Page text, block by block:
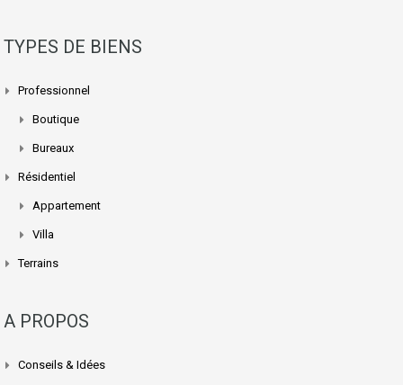
TYPES DE BIENS
Professionnel
Boutique
Bureaux
Résidentiel
Appartement
Villa
Terrains
A PROPOS
Conseils & Idées